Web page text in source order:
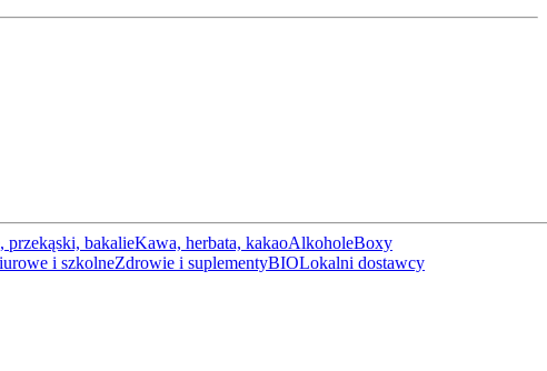
przekąski, bakalieKawa, herbata, kakaoAlkoholeBoxy
i szkolneZdrowie i suplementyBIOLokalni dostawcy